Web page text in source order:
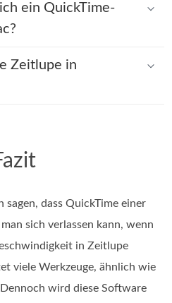
ein QuickTime-
Zeitlupe in
sagen, dass QuickTime einer
sich verlassen kann, wenn
in Zeitlupe
viele Werkzeuge, ähnlich wie
wird diese Software